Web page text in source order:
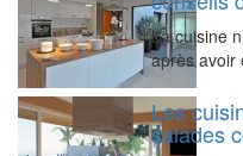
La cuisine
après
Les
salades